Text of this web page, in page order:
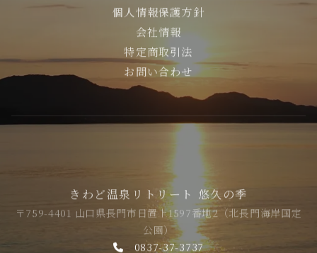
個人情報保護方針
会社情報
特定商取引法
お問い合わせ
きわど温泉リトリート 悠久の季
〒759-4401 山口県長門市日置上1597番地2（北長門海岸国定
公園）
0837-37-3737